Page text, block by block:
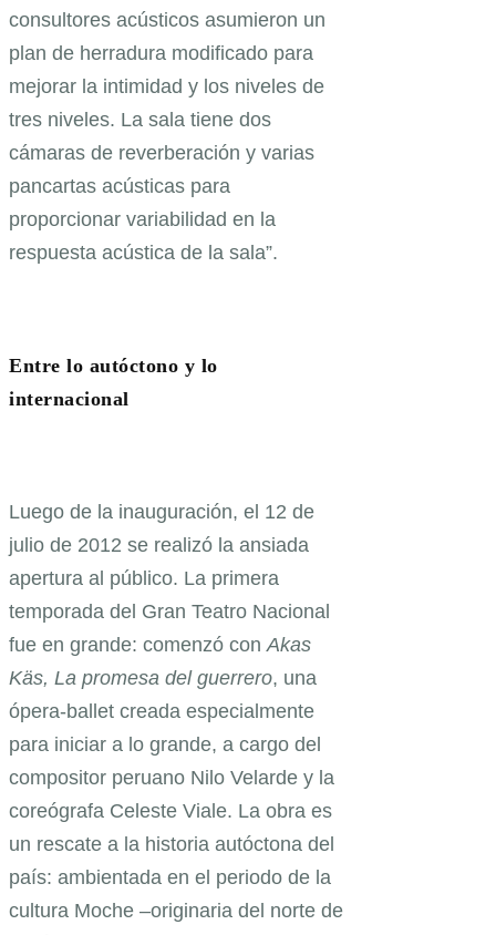
consultores acústicos asumieron un
plan de herradura modificado para
mejorar la intimidad y los niveles de
tres niveles. La sala tiene dos
cámaras de reverberación y varias
pancartas acústicas para
proporcionar variabilidad en la
respuesta acústica de la sala”.
Entre lo autóctono y lo
internacional
Luego de la inauguración, el 12 de
julio de 2012 se realizó la ansiada
apertura al público. La primera
temporada del Gran Teatro Nacional
fue en grande: comenzó conAkas
Käs, La promesa del guerrero, una
ópera-ballet creada especialmente
para iniciar a lo grande, a cargo del
compositor peruano Nilo Velarde y la
coreógrafa Celeste Viale. La obra es
un rescate a la historia autóctona del
país: ambientada en el periodo de la
cultura Moche –originaria del norte de